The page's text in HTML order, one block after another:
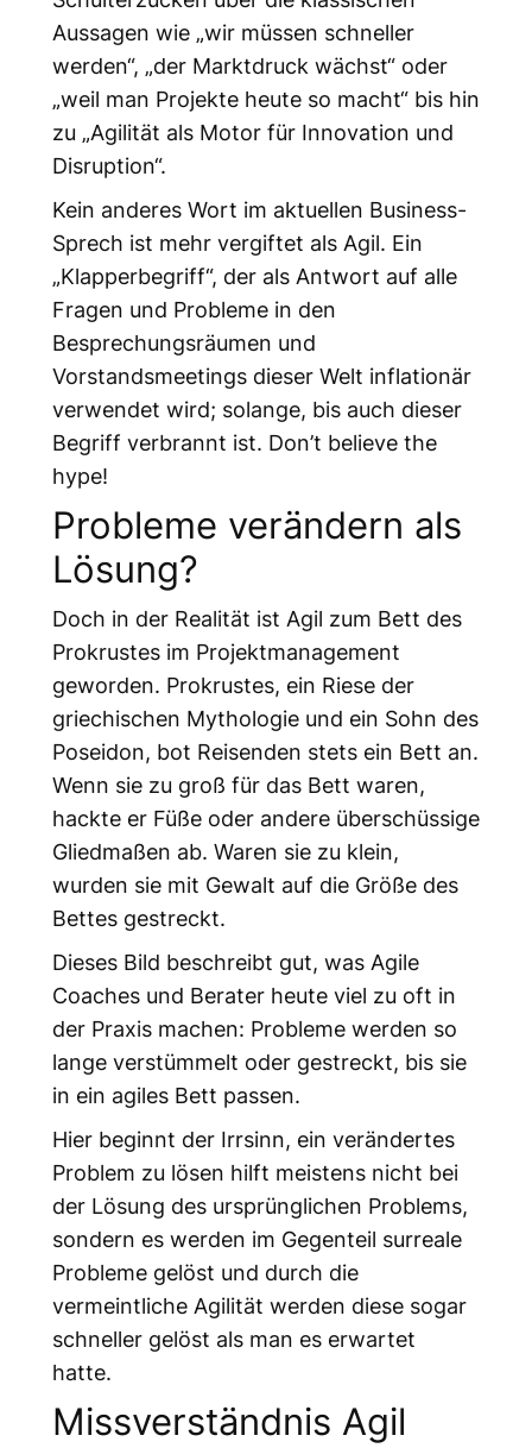
Aussagen wie „wir müssen schneller
werden“, „der Marktdruck wächst“ oder
„weil man Projekte heute so macht“ bis hin
zu „Agilität als Motor für Innovation und
Disruption“.
Kein anderes Wort im aktuellen Business-
Sprech ist mehr vergiftet als Agil. Ein
„Klapperbegriff“, der als Antwort auf alle
Fragen und Probleme in den
Besprechungsräumen und
Vorstandsmeetings dieser Welt inflationär
verwendet wird; solange, bis auch dieser
Begriff verbrannt ist. Don’t believe the
hype!
Probleme verändern als
Lösung?
Doch in der Realität ist Agil zum Bett des
Prokrustes im Projektmanagement
geworden. Prokrustes, ein Riese der
griechischen Mythologie und ein Sohn des
Poseidon, bot Reisenden stets ein Bett an.
Wenn sie zu groß für das Bett waren,
hackte er Füße oder andere überschüssige
Gliedmaßen ab. Waren sie zu klein,
wurden sie mit Gewalt auf die Größe des
Bettes gestreckt.
Dieses Bild beschreibt gut, was Agile
Coaches und Berater heute viel zu oft in
der Praxis machen: Probleme werden so
lange verstümmelt oder gestreckt, bis sie
in ein agiles Bett passen.
Hier beginnt der Irrsinn, ein verändertes
Problem zu lösen hilft meistens nicht bei
der Lösung des ursprünglichen Problems,
sondern es werden im Gegenteil surreale
Probleme gelöst und durch die
vermeintliche Agilität werden diese sogar
schneller gelöst als man es erwartet
hatte.
Missverständnis Agil